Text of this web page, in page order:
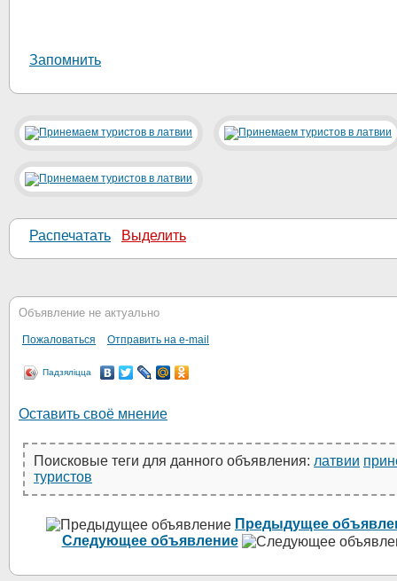
Запомнить
Распечатать Выделить
Объявление не актуально
Пожаловаться Отправить на e-mail
Падзяліцца
Оставить своё мнение
Поисковые теги для данного объявления: латвии
туристов
Предыдущее
Следующее объявление